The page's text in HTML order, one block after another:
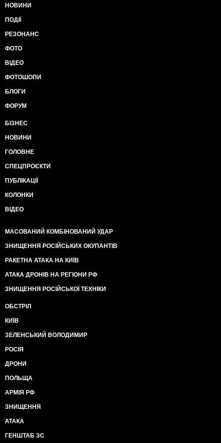
сальдированный финансовый результат снизился
компаний рухнула втрое.
Ситуацию усугубляют санкции: в 2017-м году была
придет и их отменит, отмечает главный экономист
Matrix Capital Евгений Гавриленков: "Давление на
минимум".
Отдел мониторинга
НОВИНИ
ПОДІЇ
РЕЗОНАНС
ФОТО
ВІДЕО
ФОТОШОПИ
БЛОГИ
ФОРУМ
БІЗНЕС
НОВИНИ
ГОЛОВНЕ
СПЕЦПРОЄКТИ
ПУБЛІКАЦІЇ
КОЛОНКИ
ВІДЕО
МАСОВАНИЙ КОМБІНОВАНИЙ УДАР
ЗНИЩЕННЯ РОСІЙСЬКИХ ОКУПАНТІВ
РАКЕТНА АТАКА НА КИЇВ
АТАКА ДРОНІВ НА РЕГІОНИ РФ
ЗНИЩЕННЯ РОСІЙСЬКОЇ ТЕХНІКИ
ОБСТРІЛ
КИЇВ
ЗЕЛЕНСЬКИЙ ВОЛОДИМИР
РОСІЯ
ДРОНИ
ПОЛЬЩА
АРМІЯ РФ
ЗНИЩЕННЯ
АТАКА
ГЕНШТАБ ЗС